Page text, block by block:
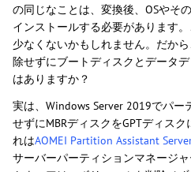
の同じなことは、変換後、OSやそ
インストールする必要があります
少なくないかもしれません。だか
除せずにブートディスクとデータ
はありますか？
実は、Windows Server 2019でパ
せずにMBRディスクをGPTディス
れはAOMEI Partition Assistant
サーバーパーティションマネージ